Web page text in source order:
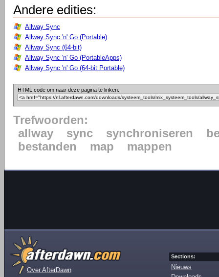
Andere edities:
Allway Sync
Allway Sync 'n' Go (Portable)
Allway Sync (64-bit)
Allway Sync 'n' Go (PortableApps)
Allway Sync 'n' Go (64-bit Portable)
HTML code om naar deze pagina te linken:
Trefwoorden:
allway
sync synchroniseren
bestanden
map mappen
Over AfterDawn
Sections:
Nieuws